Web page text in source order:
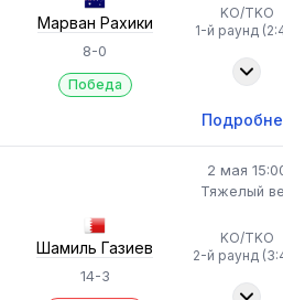
Марван Рахики
8-0
Победа
KO/TKO
1-й раунд
2 мая
Тяжелый
Шамиль Газиев
14-3
KO/TKO
2-й раунд